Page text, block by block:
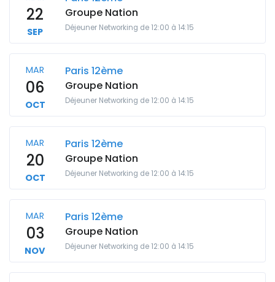
22
SEP
Groupe Nation
Déjeuner Networking de 12:00 à 14:15
MAR
06
OCT
Paris 12ème
Groupe Nation
Déjeuner Networking de 12:00 à 14:15
MAR
20
OCT
Paris 12ème
Groupe Nation
Déjeuner Networking de 12:00 à 14:15
MAR
03
NOV
Paris 12ème
Groupe Nation
Déjeuner Networking de 12:00 à 14:15